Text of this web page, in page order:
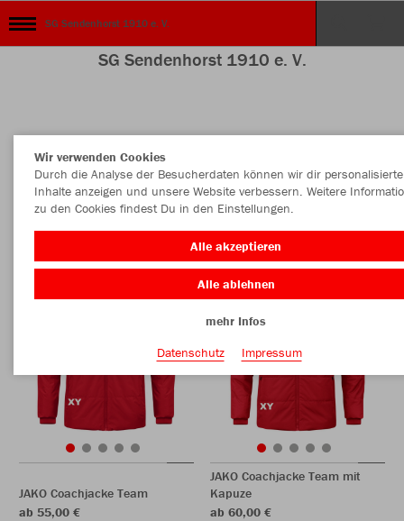
SG Sendenhorst 1910 e. V.
SG Sendenhorst 1910 e. V.
JAKO Coachjacke Team
ab 55,00 €
JAKO Coachjacke Team mit
Kapuze
ab 60,00 €
Wir verwenden Cookies
Durch die Analyse der Besucherdaten können wir dir personalisierte
Inhalte anzeigen und unsere Website verbessern. Weitere
zu den Cookies findest Du in den Einstellungen.
Alle akzeptieren
Alle ablehnen
mehr Infos
Datenschutz
Impressum